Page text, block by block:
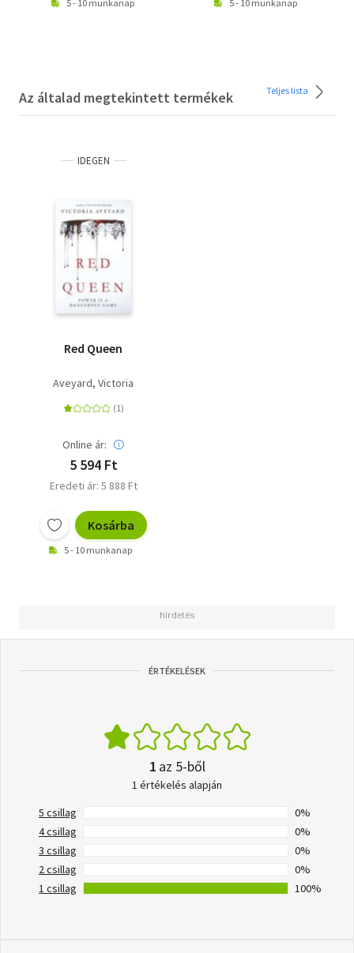
5 - 10 munkanap 5 - 10 munkanap
Az általad megtekintett termékek Teljes lista
IDEGEN
Red Queen
Aveyard, Victoria
Online ár:
5 594 Ft
Eredeti ár: 5 888 Ft
Kosárba
5 - 10 munkanap
ÉRTÉKELÉSEK
1 az 5-ből
1 értékelés alapján
5 csillag
0%
4 csillag
0%
3 csillag
0%
2 csillag
0%
1 csillag
100%